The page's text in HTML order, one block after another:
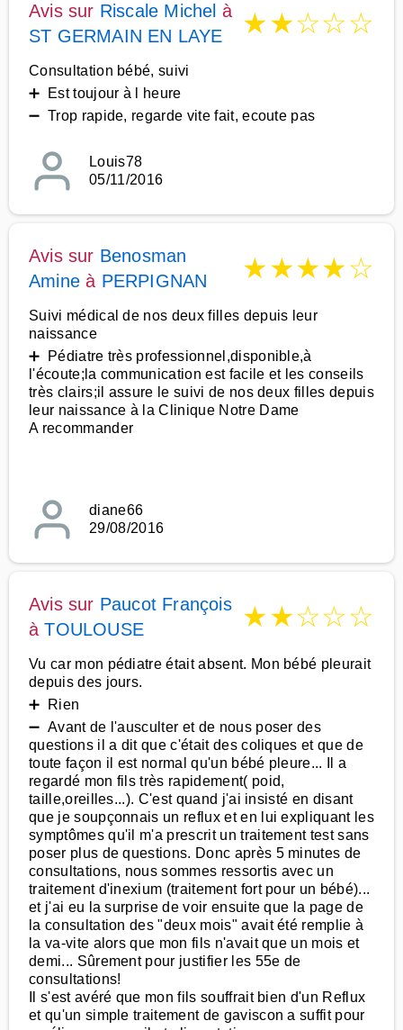
Avis sur Riscale Michel à
ST GERMAIN EN LAYE
★★☆☆☆
Consultation bébé, suivi
➕ Est toujour à l heure
➖ Trop rapide, regarde vite fait, ecoute pas
Louis78
05/11/2016
Avis sur Benosman
Amine à PERPIGNAN ★★★★☆
Suivi médical de nos deux filles depuis leur
naissance
➕ Pédiatre très professionnel,disponible,à
l'écoute;la communication est facile et les conseils
très clairs;il assure le suivi de nos deux filles depuis
leur naissance à la Clinique Notre Dame
A recommander
diane66
29/08/2016
Avis sur Paucot François
àTOULOUSE ★★☆☆☆
Vu car mon pédiatre était absent. Mon bébé pleurait
depuis des jours.
➕ Rien
➖ Avant de l'ausculter et de nous poser des
questions il a dit que c'était des coliques et que de
toute façon il est normal qu'un bébé pleure... Il a
regardé mon fils très rapidement( poid,
taille,oreilles...). C'est quand j'ai insisté en disant
que je soupçonnais un reflux et en lui expliquant les
symptômes qu'il m'a prescrit un traitement test sans
poser plus de questions. Donc après 5 minutes de
consultations, nous sommes ressortis avec un
traitement d'inexium (traitement fort pour un bébé)...
et j'ai eu la surprise de voir ensuite que la page de
la consultation des "deux mois" avait été remplie à
la va-vite alors que mon fils n'avait que un mois et
demi... Sûrement pour justifier les 55e de
consultations!
Il s'est avéré que mon fils souffrait bien d'un Reflux
et qu'un simple traitement de gaviscon a suffit pour